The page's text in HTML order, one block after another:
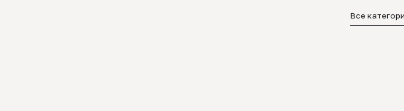
Все